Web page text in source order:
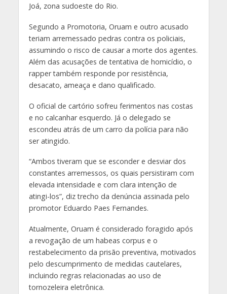
Joá, zona sudoeste do Rio.
Segundo a Promotoria, Oruam e outro acusado
teriam arremessado pedras contra os policiais,
assumindo o risco de causar a morte dos agentes.
Além das acusações de tentativa de homicídio, o
rapper também responde por resistência,
desacato, ameaça e dano qualificado.
O oficial de cartório sofreu ferimentos nas costas
e no calcanhar esquerdo. Já o delegado se
escondeu atrás de um carro da polícia para não
ser atingido.
“Ambos tiveram que se esconder e desviar dos
constantes arremessos, os quais persistiram com
elevada intensidade e com clara intenção de
atingi-los”, diz trecho da denúncia assinada pelo
promotor Eduardo Paes Fernandes.
Atualmente, Oruam é considerado foragido após
a revogação de um habeas corpus e o
restabelecimento da prisão preventiva, motivados
pelo descumprimento de medidas cautelares,
incluindo regras relacionadas ao uso de
tornozeleira eletrônica.